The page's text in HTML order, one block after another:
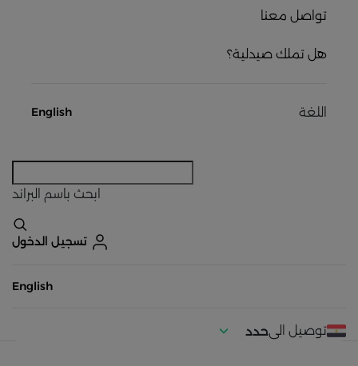
تواصل معنا
هل تملك صيدلية؟
اللغة English
ابحث باسم البراند
تسجيل الدخول
English
توصيل الىحدد